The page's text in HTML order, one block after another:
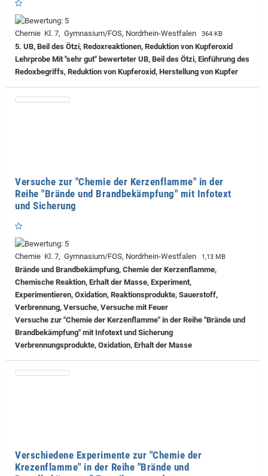
Chemie Kl. 7, Gymnasium/FOS, Nordrhein-Westfalen 364 KB
5. UB, Beil des Ötzi, Redoxreaktionen, Reduktion von Kupferoxid
Lehrprobe Mit "sehr gut" bewerteter UB, Beil des Ötzi, Einführung des
Redoxbegriffs, Reduktion von Kupferoxid, Herstellung von Kupfer
Versuche zur "Chemie der Kerzenflamme" in der
Reihe "Brände und Brandbekämpfung" mit Infotext
und Sicherung
Chemie Kl. 7, Gymnasium/FOS, Nordrhein-Westfalen 1,13 MB
Brände und Brandbekämpfung, Chemie der Kerzenflamme,
Chemische Reaktion, Erhalt der Masse, Experiment,
Experimentieren, Oxidation, Reaktionsprodukte, Sauerstoff,
Verbrennung, Versuche, Versuche mit Feuer
Versuche zur "Chemie der Kerzenflamme" in der Reihe "Brände und
Brandbekämpfung" mit Infotext und Sicherung
Verbrennungsprodukte, Oxidation, Erhalt der Masse
Verschiedene Experimente zur "Chemie der
Krezenflamme" in der Reihe "Brände und